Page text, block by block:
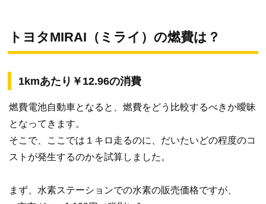
トヨタMIRAI（ミライ）の燃費は？
1kmあたり￥12.96の消費
燃費電池自動車となると、燃費をどう比較するべきか曖昧
となってきます。
そこで、ここでは１キロ走るのに、だいたいどの程度のコ
ストが発生するのかを試算しました。
まず、水素ステーションでの水素の販売価格ですが、